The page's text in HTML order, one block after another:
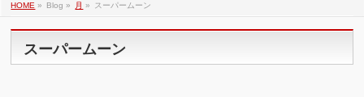
HOME » Blog » 月 » スーパームーン
スーパームーン